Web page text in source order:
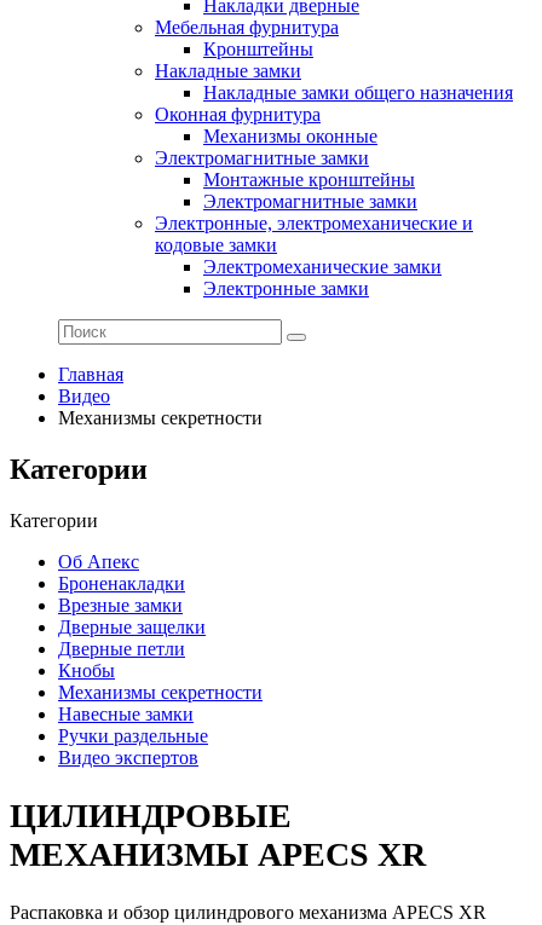
Накладки дверные
Мебельная фурнитура
Кронштейны
Накладные замки
Накладные замки общего назначения
Оконная фурнитура
Механизмы оконные
Электромагнитные замки
Монтажные кронштейны
Электромагнитные замки
Электронные, электромеханические и
кодовые замки
Электромеханические замки
Электронные замки
Главная
Видео
Механизмы секретности
Категории
Категории
Об Апекс
Броненакладки
Врезные замки
Дверные защелки
Дверные петли
Кнобы
Механизмы секретности
Навесные замки
Ручки раздельные
Видео экспертов
ЦИЛИНДРОВЫЕ
МЕХАНИЗМЫ APECS XR
Распаковка и обзор цилиндрового механизма APECS XR